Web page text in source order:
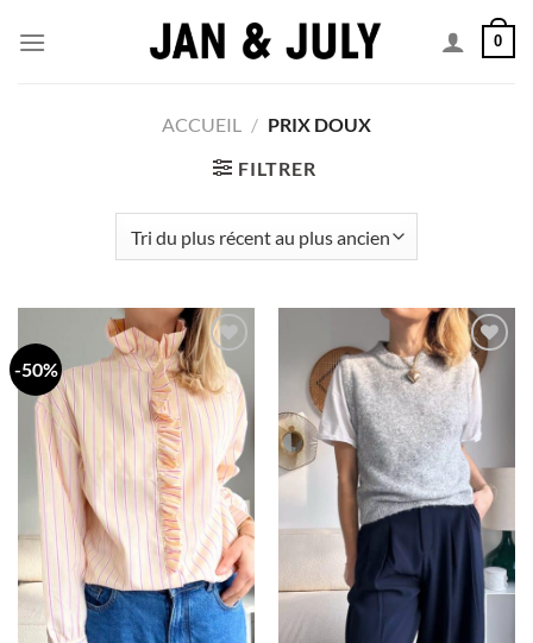
0
ACCUEIL / PRIX DOUX
FILTRER
-50%
Add to
wishlist
wishlist